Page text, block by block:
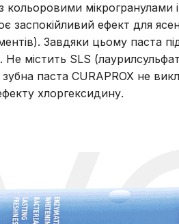
кольоровими
заспокійливий ефект для
Завдяки цьому паста
містить SLS
паста CURAPROX не
хлоргексидину.